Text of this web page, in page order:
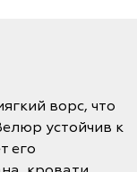
ворс, что
устойчив к
его